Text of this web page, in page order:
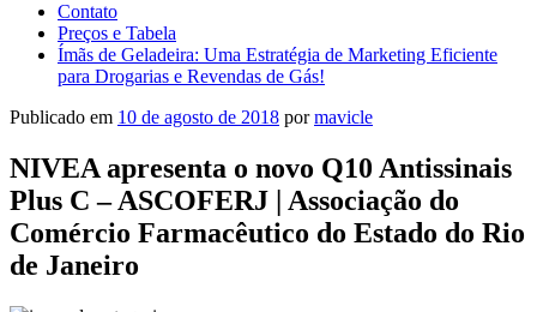
Contato
Preços e Tabela
Ímãs de Geladeira: Uma Estratégia de Marketing Eficiente
para Drogarias e Revendas de Gás!
Publicado em 10 de agosto de 2018 pormavicle
NIVEA apresenta o novo Q10 Antissinais
Plus C – ASCOFERJ | Associação do
Comércio Farmacêutico do Estado do Rio
de Janeiro